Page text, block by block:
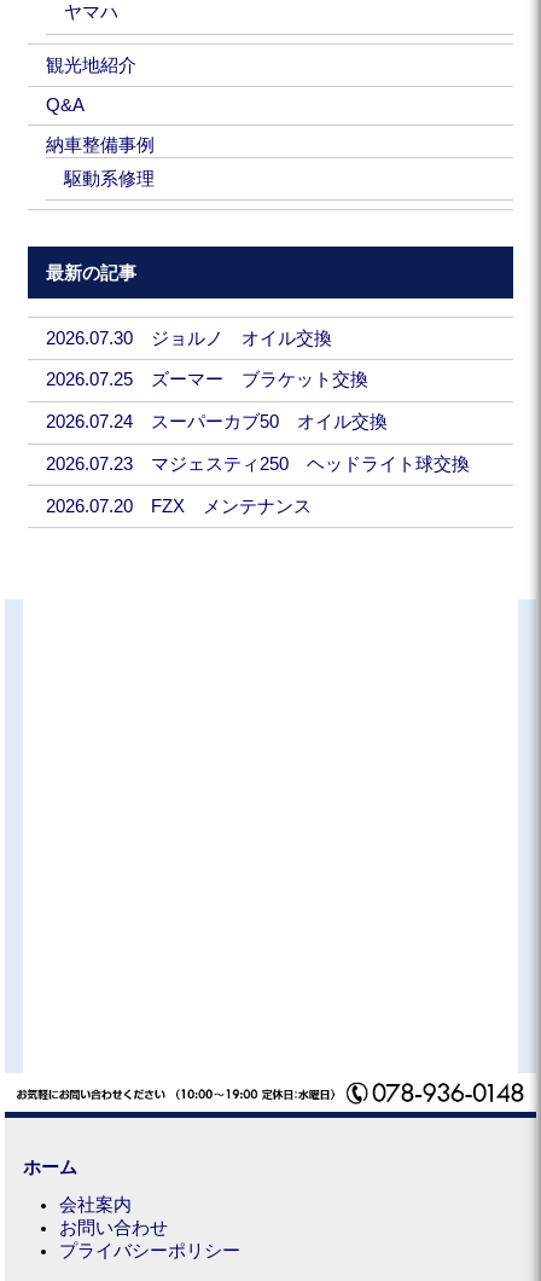
ヤマハ
観光地紹介
Q&A
納車整備事例
駆動系修理
最新の記事
2026.07.30 ジョルノ オイル交換
2026.07.25 ズーマー ブラケット交換
2026.07.24 スーパーカブ50 オイル交換
2026.07.23 マジェスティ250 ヘッドライト球交換
2026.07.20 FZX メンテナンス
ホーム
会社案内
お問い合わせ
プライバシーポリシー